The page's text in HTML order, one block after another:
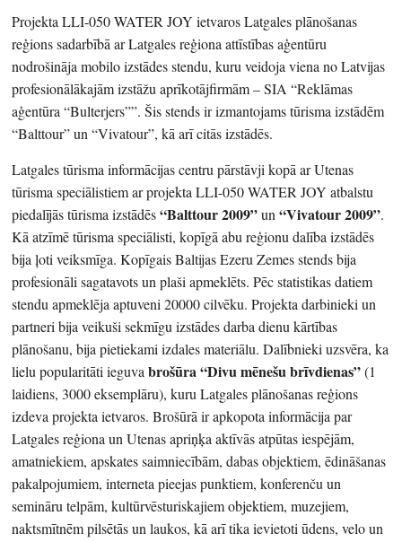
Projekta LLI-050 WATER JOY ietvaros Latgales plānošanas
reģions sadarbībā ar Latgales reģiona attīstības aģentūru
nodrošināja mobilo izstādes stendu, kuru veidoja viena no Latvijas
profesionālākajām izstāžu aprīkotājfirmām – SIA “Reklāmas
aģentūra “Bulterjers””. Šis stends ir izmantojams tūrisma izstādēm
“Balttour” un “Vivatour”, kā arī citās izstādēs.
Latgales tūrisma informācijas centru pārstāvji kopā ar Utenas
tūrisma speciālistiem ar projekta LLI-050 WATER JOY atbalstu
piedalījās tūrisma izstādēs“Balttour 2009”un“Vivatour 2009”.
Kā atzīmē tūrisma speciālisti, kopīgā abu reģionu dalība izstādēs
bija ļoti veiksmīga. Kopīgais Baltijas Ezeru Zemes stends bija
profesionāli sagatavots un plaši apmeklēts. Pēc statistikas datiem
stendu apmeklēja aptuveni 20000 cilvēku. Projekta darbinieki un
partneri bija veikuši sekmīgu izstādes darba dienu kārtības
plānošanu, bija pietiekami izdales materiālu. Dalībnieki uzsvēra, ka
lielu popularitāti ieguvabrošūra “Divu mēnešu brīvdienas”(1
laidiens, 3000 eksemplāru), kuru Latgales plānošanas reģions
izdeva projekta ietvaros. Brošūrā ir apkopota informācija par
Latgales reģiona un Utenas apriņķa aktīvās atpūtas iespējām,
amatniekiem, apskates saimniecībām, dabas objektiem, ēdināšanas
pakalpojumiem, interneta pieejas punktiem, konferenču un
semināru telpām, kultūrvēsturiskajiem objektiem, muzejiem,
naktsmītnēm pilsētās un laukos, kā arī tika ievietoti ūdens, velo un